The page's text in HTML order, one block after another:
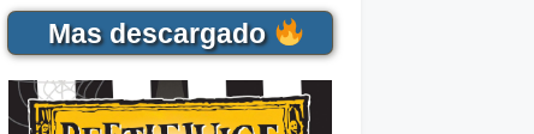
Mas descargado